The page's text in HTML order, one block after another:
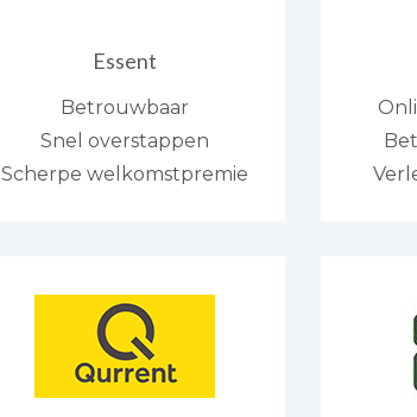
Essent
Betrouwbaar
Snel overstappen
Scherpe welkomstpremie